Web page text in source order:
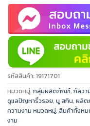
รหัสสินค้า: 19171701
หมวดหมู่: กลุ่มผลิตภัณฑ์, กัลวา
ดูแลปัญหาริ้วรอย, นู สกิน, ผลิต
ความงาม หมวดหมู่, สินค้าทั้งหม
งาม